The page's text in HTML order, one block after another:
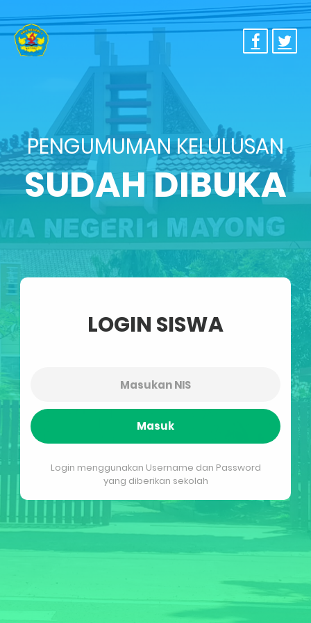
PENGUMUMAN KELULUSAN
SUDAH DIBUKA
LOGIN SISWA
Masuk
Login menggunakan Username dan Password
yang diberikan sekolah